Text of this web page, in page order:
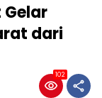
dari
102